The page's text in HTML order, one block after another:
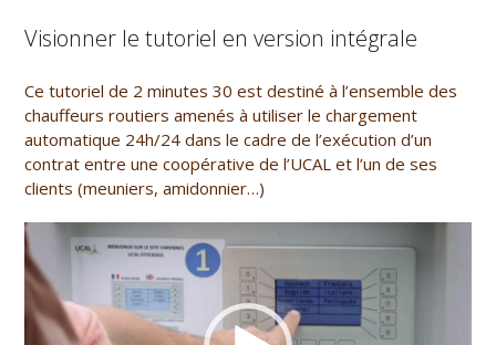
Visionner le tutoriel en version intégrale
Ce tutoriel de 2 minutes 30 est destiné à l’ensemble des
chauffeurs routiers amenés à utiliser le chargement
automatique 24h/24 dans le cadre de l’exécution d’un
contrat entre une coopérative de l’UCAL et l’un de ses
clients (meuniers, amidonnier…)
Lecteur
vidéo